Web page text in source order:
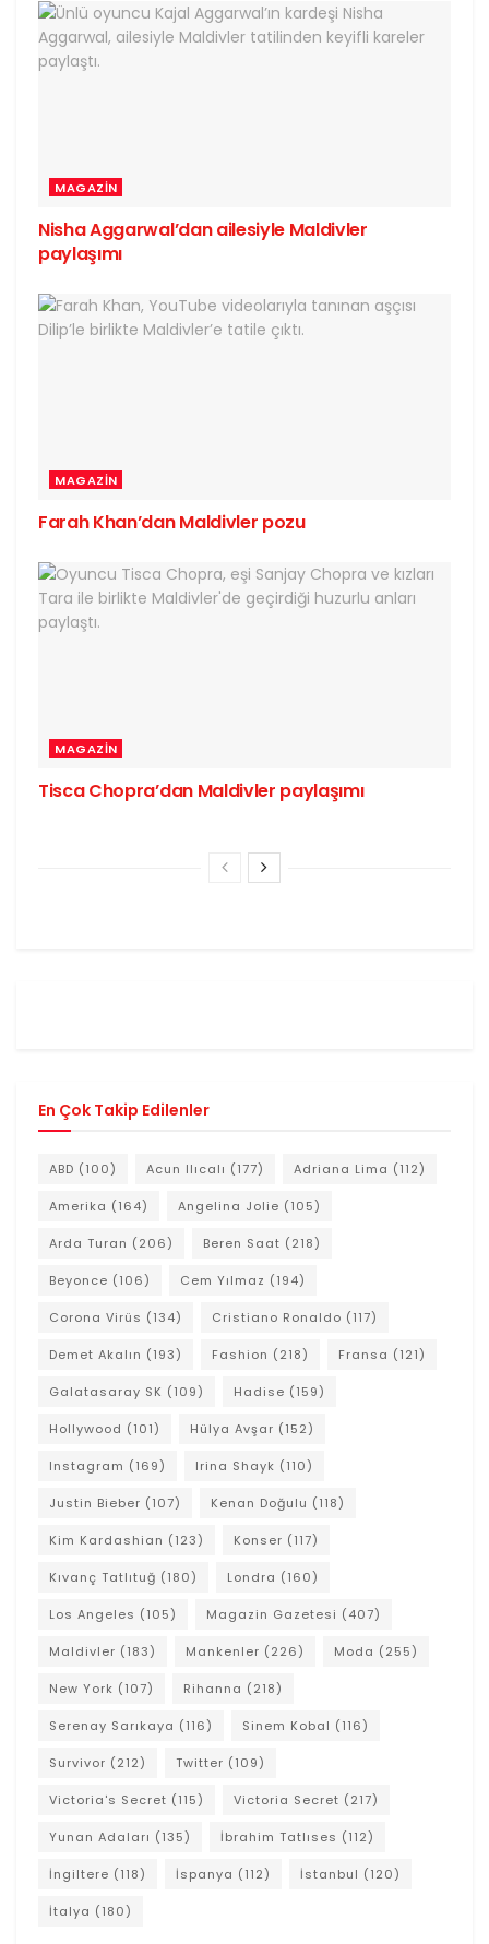
MAGAZIN
Nisha Aggarwal’dan ailesiyle Maldivler
paylaşımı
MAGAZIN
Farah Khan’dan Maldivler pozu
MAGAZIN
Tisca Chopra’dan Maldivler paylaşımı
En Çok Takip Edilenler
ABD (100) Acun Ilıcalı (177) Adriana Lima (112)
Amerika (164) Angelina Jolie (105)
Arda Turan (206) Beren Saat (218)
Beyonce (106) Cem Yılmaz (194)
Corona Virüs (134) Cristiano Ronaldo (117)
Demet Akalın (193) Fashion (218) Fransa (121)
Galatasaray SK (109) Hadise (159)
Hollywood (101) Hülya Avşar (152)
Instagram (169) Irina Shayk (110)
Justin Bieber (107) Kenan Doğulu (118)
Kim Kardashian (123) Konser (117)
Kıvanç Tatlıtuğ (180) Londra (160)
Los Angeles (105) Magazin Gazetesi (407)
Maldivler (183) Mankenler (226) Moda (255)
New York (107) Rihanna (218)
Serenay Sarıkaya (116) Sinem Kobal (116)
Survivor (212) Twitter (109)
Victoria's Secret (115) Victoria Secret (217)
Yunan Adaları (135) İbrahim Tatlıses (112)
İngiltere (118) İspanya (112) İstanbul (120)
İtalya (180)